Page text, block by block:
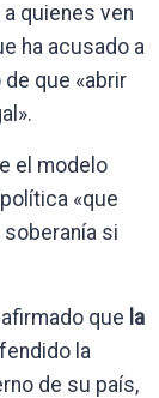
quienes ven
ha acusado a
que «abrir
el modelo
«que
soberanía si
que la
la
de su país,